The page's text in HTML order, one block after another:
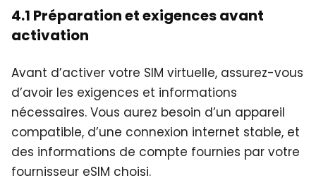
4.1 Préparation et exigences avant
activation
Avant d’activer votre SIM virtuelle, assurez-vous
d’avoir les exigences et informations
nécessaires. Vous aurez besoin d’un appareil
compatible, d’une connexion internet stable, et
des informations de compte fournies par votre
fournisseur eSIM choisi.